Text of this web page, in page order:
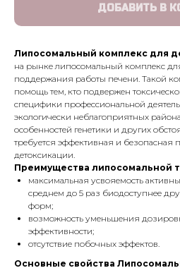
ДОБАВИТЬ В
Липосомальный комплекс для
на рынке липосомальный комплекс
поддержания работы печени. Такой
помощь тем, кто подвержен
специфики профессиональной
экологически неблагоприятных
особенностей генетики и других
требуется эффективная и безопасная
детоксикации.
Преимущества липосомальной
максимальная усвояемость
среднем до 5 раз биодоступнее
форм;
возможность уменьшения
эффективности;
отсутствие побочных эффектов.
Основные свойства